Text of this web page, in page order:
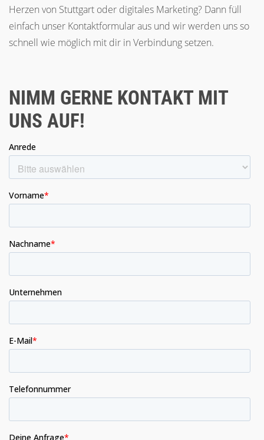
Herzen von Stuttgart oder digitales Marketing? Dann füll
einfach unser Kontaktformular aus und wir werden uns so
schnell wie möglich mit dir in Verbindung setzen.
NIMM GERNE KONTAKT MIT
UNS AUF!